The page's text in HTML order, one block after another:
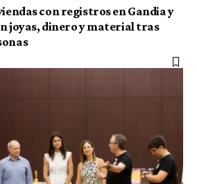
con registros en Gandia y
joyas, dinero y material tras